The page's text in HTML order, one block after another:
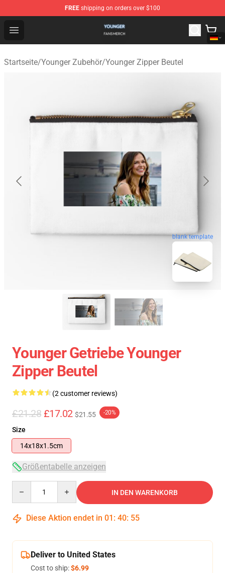
FREE shipping on orders over $100
Open menu
Younger Shop - Official Younger Merchandise Store
Startseite/Younger Zubehör/Younger Zipper Beutel
blank template
Younger Getriebe Younger
Zipper Beutel
(2 customer reviews)
£21.28 £17.02 $21.55 -20%
Size
14x18x1.5cm
Größentabelle anzeigen
IN DEN WARENKORB
Diese Aktion endet in 01 : 40: 55
Deliver to United States
Cost to ship:$6.99